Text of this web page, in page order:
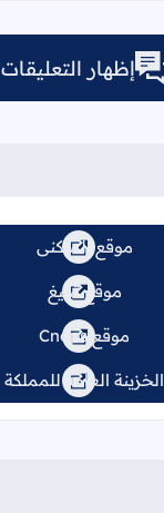
إظهار التعليقات
موقع السكنى
موقع تبليغ
موقع Cnops
الخزينة العامة للمملكة